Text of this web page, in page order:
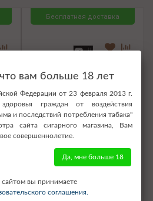
Бесплатная доставка
Pods S2 3500 - Cuban Cigar
(Кубинская сигара)
вам больше 18 лет
Федерации от 23 февраля 2013 г.
граждан от воздействия
и последствий потребления табака"
сайта сигарного магазина, Вам
совершеннолетие.
Да, мне больше 18
сайтом вы принимаете
соглашения.